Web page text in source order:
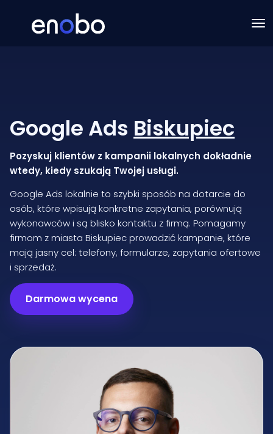
Google Ads Biskupiec
Pozyskuj klientów z kampanii lokalnych dokładnie
wtedy, kiedy szukają Twojej usługi.
Google Ads lokalnie to szybki sposób na dotarcie do
osób, które wpisują konkretne zapytania, porównują
wykonawców i są blisko kontaktu z firmą. Pomagamy
firmom z miasta Biskupiec prowadzić kampanie, które
mają jasny cel: telefony, formularze, zapytania ofertowe
i sprzedaż.
Darmowa wycena